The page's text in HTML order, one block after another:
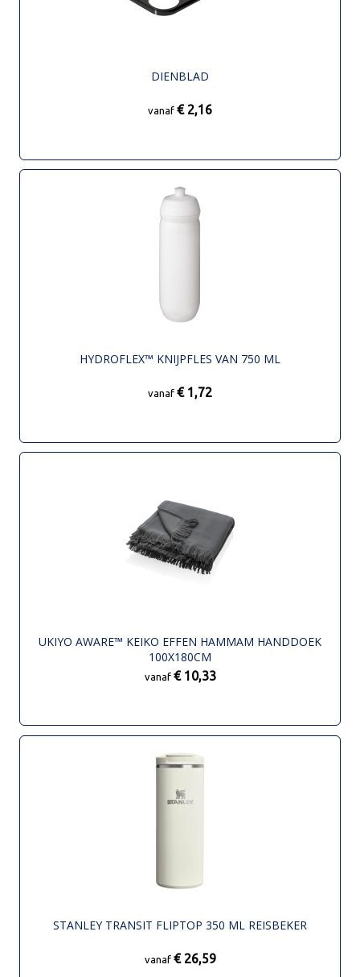
DIENBLAD
vanaf € 2,16
HYDROFLEX™ KNIJPFLES VAN 750 ML
vanaf € 1,72
UKIYO AWARE™ KEIKO EFFEN HAMMAM HANDDOEK
100X180CM
vanaf € 10,33
STANLEY TRANSIT FLIPTOP 350 ML REISBEKER
vanaf € 26,59